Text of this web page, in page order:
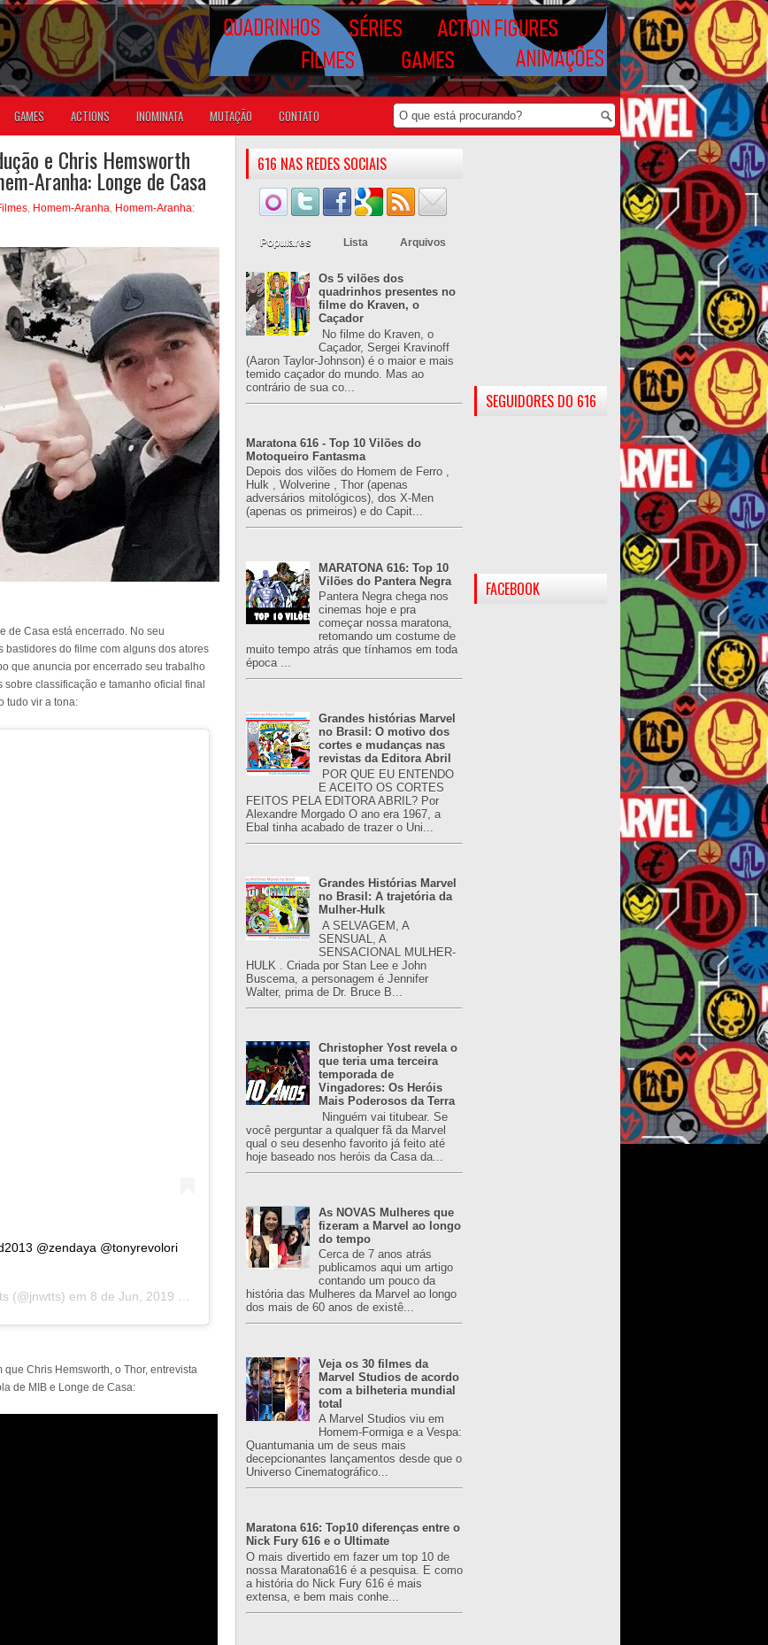
GAMES ACTIONS INOMINATA MUTAÇÃO CONTATO
e Chris Hemsworth
Aranha: Longe de Casa
, Homem-Aranha, Homem-Aranha:
de Casa está encerrado. No seu
bastidores do filme com alguns dos atores
que anuncia por encerrado seu trabalho
classificação e tamanho oficial final
tudo vir a tona:
@zendaya @tonyrevolori
(@jnwtts) em 8 de Jun, 2019 às 5:25 PDT
Chris Hemsworth, o Thor, entrevista
de MIB e Longe de Casa:
616 NAS REDES SOCIAIS
Populares Lista Arquivos
Os 5 vilões dos
quadrinhos presentes no
filme do Kraven, o
Caçador
No filme do Kraven, o
Caçador, Sergei Kravinoff
(Aaron Taylor-Johnson) é o maior e mais
temido caçador do mundo. Mas ao
contrário de sua co...
Maratona 616 - Top 10 Vilões do
Motoqueiro Fantasma
Depois dos vilões do Homem de Ferro ,
Hulk , Wolverine , Thor (apenas
adversários mitológicos), dos X-Men
(apenas os primeiros) e do Capit...
MARATONA 616: Top 10
Vilões do Pantera Negra
Pantera Negra chega nos
cinemas hoje e pra
começar nossa maratona,
retomando um costume de
muito tempo atrás que tínhamos em toda
época ...
Grandes histórias Marvel
no Brasil: O motivo dos
cortes e mudanças nas
revistas da Editora Abril
POR QUE EU ENTENDO
E ACEITO OS CORTES
FEITOS PELA EDITORA ABRIL? Por
Alexandre Morgado O ano era 1967, a
Ebal tinha acabado de trazer o Uni...
Grandes Histórias Marvel
no Brasil: A trajetória da
Mulher-Hulk
A SELVAGEM, A
SENSUAL, A
SENSACIONAL MULHER-
HULK . Criada por Stan Lee e John
Buscema, a personagem é Jennifer
Walter, prima de Dr. Bruce B...
Christopher Yost revela o
que teria uma terceira
temporada de
Vingadores: Os Heróis
Mais Poderosos da Terra
Ninguém vai titubear. Se
você perguntar a qualquer fã da Marvel
qual o seu desenho favorito já feito até
hoje baseado nos heróis da Casa da...
As NOVAS Mulheres que
fizeram a Marvel ao longo
do tempo
Cerca de 7 anos atrás
publicamos aqui um artigo
contando um pouco da
história das Mulheres da Marvel ao longo
dos mais de 60 anos de existê...
Veja os 30 filmes da
Marvel Studios de acordo
com a bilheteria mundial
total
A Marvel Studios viu em
Homem-Formiga e a Vespa:
Quantumania um de seus mais
decepcionantes lançamentos desde que o
Universo Cinematográfico...
Maratona 616: Top10 diferenças entre o
Nick Fury 616 e o Ultimate
O mais divertido em fazer um top 10 de
nossa Maratona616 é a pesquisa. E como
a história do Nick Fury 616 é mais
extensa, e bem mais conhe...
SEGUIDORES DO 616
FACEBOOK